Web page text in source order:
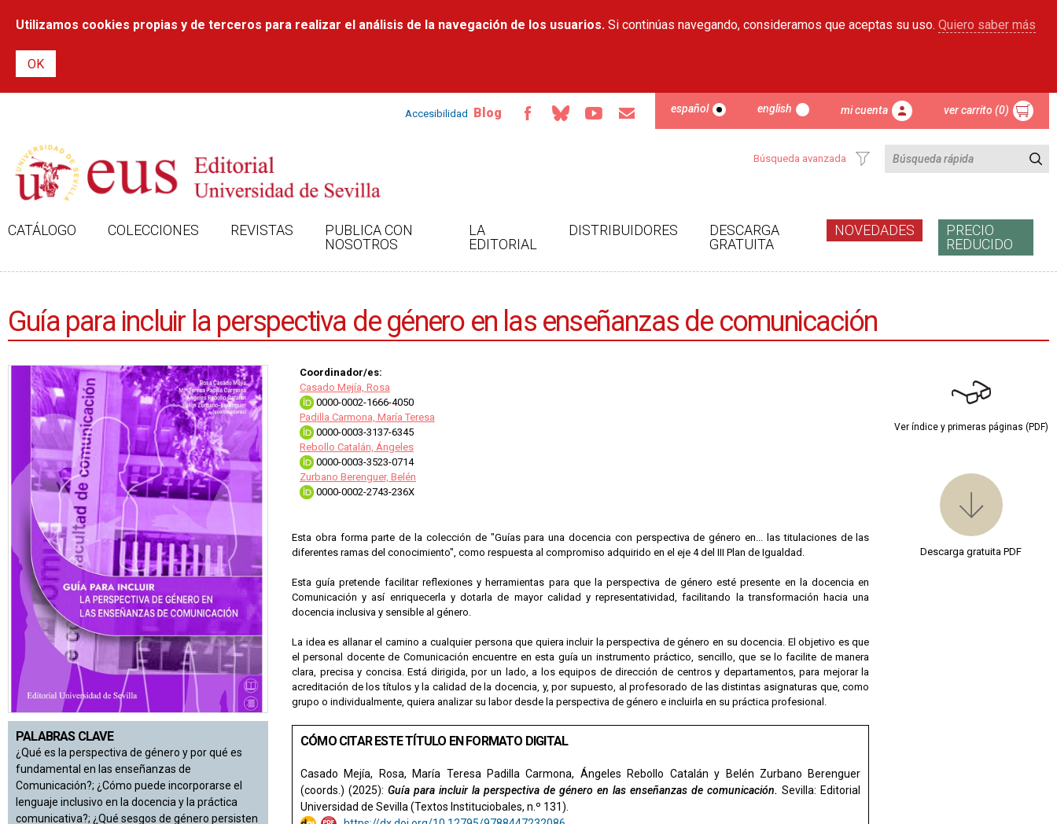
contenido
Utilizamos cookies propias y de terceros para realizar el análisis de la navegación de los usuarios. Si continúas navegando, consideramos que aceptas su uso. Quiero saber más
Accesibilidad Blog español english mi cuenta ver carrito (0)
Búsqueda avanzada
CATÁLOGO COLECCIONES REVISTAS
PUBLICA CON
NOSOTROS
LA
EDITORIAL
DISTRIBUIDORES
DESCARGA
GRATUITA
NOVEDADES
PRECIO
REDUCIDO
Guía para incluir la perspectiva de género en las enseñanzas de comunicación
PALABRAS CLAVE
¿Qué es la perspectiva de género y por qué es
fundamental en las enseñanzas de
Comunicación?; ¿Cómo puede incorporarse el
lenguaje inclusivo en la docencia y la práctica
comunicativa?; ¿Qué sesgos de género persisten
Coordinador/es:
Casado Mejía, Rosa
0000-0002-1666-4050
Padilla Carmona, María Teresa
0000-0003-3137-6345
Rebollo Catalán, Ángeles
0000-0003-3523-0714
Zurbano Berenguer, Belén
0000-0002-2743-236X
Esta obra forma parte de la colección de "Guías para una docencia con perspectiva de género en... las titulaciones de las
diferentes ramas del conocimiento", como respuesta al compromiso adquirido en el eje 4 del III Plan de Igualdad.
Esta guía pretende facilitar reflexiones y herramientas para que la perspectiva de género esté presente en la docencia en
Comunicación y así enriquecerla y dotarla de mayor calidad y representatividad, facilitando la transformación hacia una
docencia inclusiva y sensible al género.
La idea es allanar el camino a cualquier persona que quiera incluir la perspectiva de género en su docencia. El objetivo es que
el personal docente de Comunicación encuentre en esta guía un instrumento práctico, sencillo, que se lo facilite de manera
clara, precisa y concisa. Está dirigida, por un lado, a los equipos de dirección de centros y departamentos, para mejorar la
acreditación de los títulos y la calidad de la docencia, y, por supuesto, al profesorado de las distintas asignaturas que, como
grupo o individualmente, quiera analizar su labor desde la perspectiva de género e incluirla en su práctica profesional.
CÓMO CITAR ESTE TÍTULO EN FORMATO DIGITAL
Casado Mejía, Rosa, María Teresa Padilla Carmona, Ángeles Rebollo Catalán y Belén Zurbano Berenguer
(coords.) (2025):Guía para incluir la perspectiva de género en las enseñanzas de comunicación. Sevilla: Editorial
Universidad de Sevilla (Textos Instituciobales, n.º 131).
Ver índice y primeras páginas (PDF)
Descarga gratuita PDF